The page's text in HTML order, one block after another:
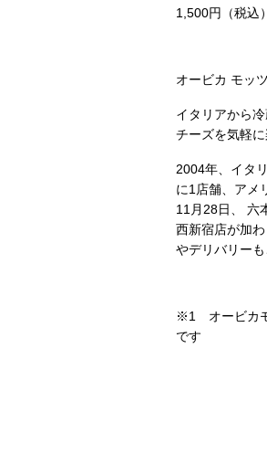
1,500円（税込）
オービカ モッ
イタリアから
チーズを気軽
2004年、イタ
に1店舗、アメ
11月28日、 六
西新宿店が加
やデリバリーも
※1 オービカモ
です